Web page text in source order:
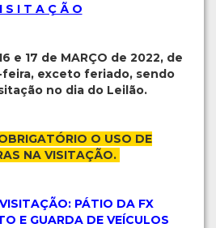
S I T A Ç Ã O
e 17 de MARÇO de 2022, de
exceto feriado, sendo
no dia do Leilão.
O USO DE
NA VISITAÇÃO.
PÁTIO DA FX
E GUARDA DE VEÍCULOS